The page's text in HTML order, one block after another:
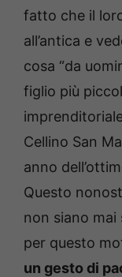
fatto che il
all’antica e
cosa “da
figlio più
Cellino San
anno
Questo
non siano
per questo
un gesto di